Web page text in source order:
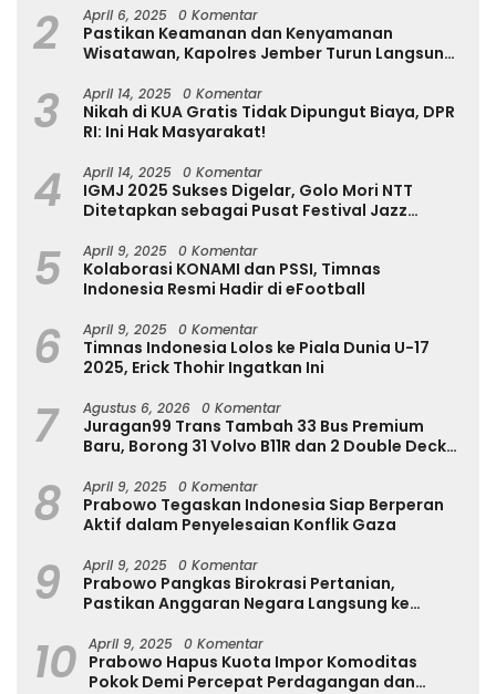
2 April 6, 2025 0 Komentar
Pastikan Keamanan dan Kenyamanan
Wisatawan, Kapolres Jember Turun Langsung
3 April 14, 2025 0 Komentar
Nikah di KUA Gratis Tidak Dipungut Biaya, DPR
RI: Ini Hak Masyarakat!
4 April 14, 2025 0 Komentar
IGMJ 2025 Sukses Digelar, Golo Mori NTT
Ditetapkan sebagai Pusat Festival Jazz
5 April 9, 2025 0 Komentar
Kolaborasi KONAMI dan PSSI, Timnas
Indonesia Resmi Hadir di eFootball
6 April 9, 2025 0 Komentar
Timnas Indonesia Lolos ke Piala Dunia U-17
2025, Erick Thohir Ingatkan Ini
7 Agustus 6, 2026 0 Komentar
Juragan99 Trans Tambah 33 Bus Premium
Baru, Borong 31 Volvo B11R dan 2 Double Decker
8 April 9, 2025 0 Komentar
Prabowo Tegaskan Indonesia Siap Berperan
Aktif dalam Penyelesaian Konflik Gaza
9 April 9, 2025 0 Komentar
Prabowo Pangkas Birokrasi Pertanian,
Pastikan Anggaran Negara Langsung ke
10 April 9, 2025 0 Komentar
Prabowo Hapus Kuota Impor Komoditas
Pokok Demi Percepat Perdagangan dan